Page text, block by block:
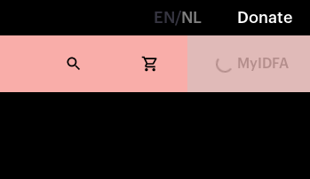
EN /NL Donate
Loading... MyIDFA